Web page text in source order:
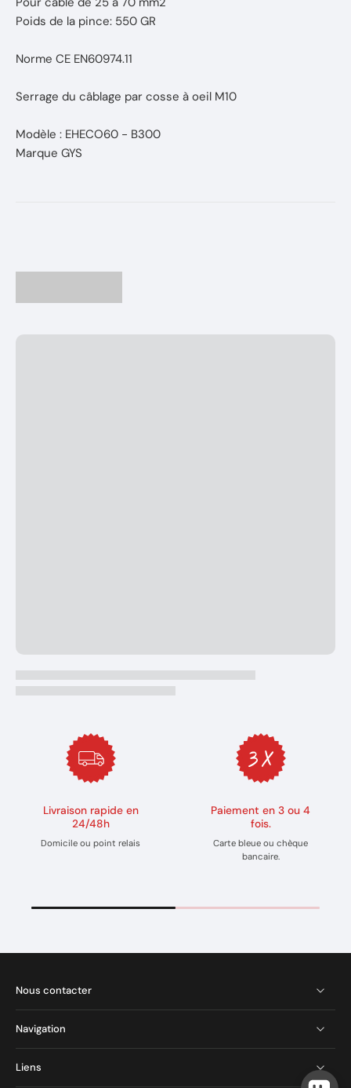
Poids de la pince: 550 GR
Norme CE EN60974.11
Serrage du câblage par cosse à oeil M10
Modèle : EHECO60 - B300
Marque GYS
Livraison rapide en
24/48h
Domicile ou point relais
Paiement en 3 ou 4
fois.
Carte bleue ou chèque
bancaire.
Nous contacter
Navigation
Liens